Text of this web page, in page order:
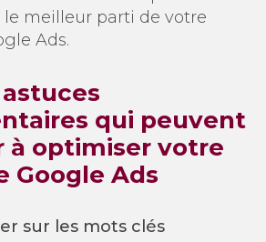
le meilleur parti de votre
Ads.
qui peuvent
à optimiser votre
Google Ads
sur les mots clés